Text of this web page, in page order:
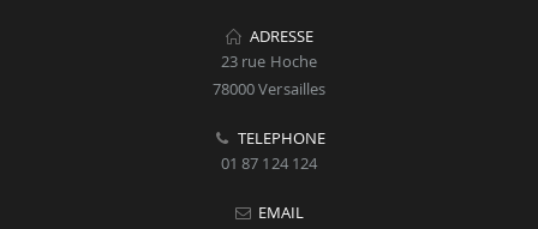
ADRESSE
23 rue Hoche
78000 Versailles
TELEPHONE
01 87 124 124
EMAIL